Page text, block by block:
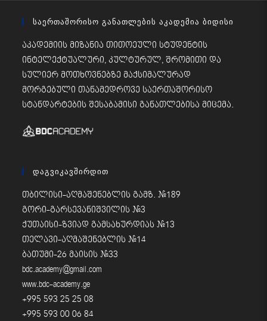
Საერთაშორისო Განათლების Აკადემია Ბიდისი
აკადემიის მიზანია თითოეული სტუდენტის
ინტელექტუალური, კულტურულ, შრომითი და
სულიერ მოთხოვნებზე მაქსიმალურად
მორგებული თანამედროვე საერთაშორისო
სტანდარტების შესაბამისი განათლებისა მიცემა.
Დაგვიკავშირდით
თბილისი-აღმაშენებლის გამზ. #189
გორი-გარსევანიშვილის #3
ქუთაისი-ზვიად გამსახურდიას #13
თელავი-აღმაშენებლის #14
ბათუმი-26 მაისის #33
bdc.academy@gmail.com
www.bdc-academy.ge
+995 593 25 25 08
+995 593 00 06 84